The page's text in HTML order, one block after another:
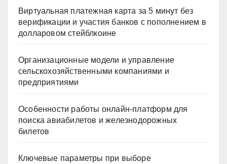
Виртуальная платежная карта за 5 минут без
верификации и участия банков с пополнением в
долларовом стейблкоине
Организационные модели и управление
сельскохозяйственными компаниями и
предприятиями
Особенности работы онлайн-платформ для
поиска авиабилетов и железнодорожных
билетов
Ключевые параметры при выборе